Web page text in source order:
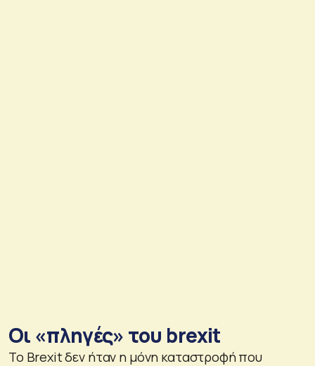
Οι «πληγές» του brexit
Το Brexit δεν ήταν η μόνη καταστροφή που